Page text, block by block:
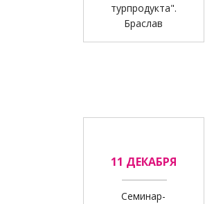
турпродукта".
Браслав
11 ДЕКАБРЯ
Семинар-